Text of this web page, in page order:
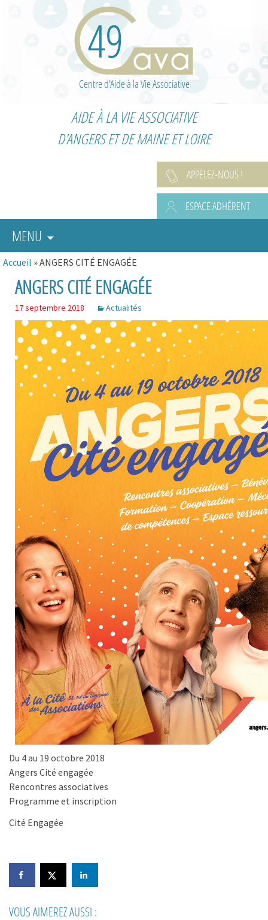
Centre d'Aide à la Vie Associative
AIDE À LA VIE ASSOCIATIVE
D'ANGERS ET DE MAINE ET LOIRE
APPELEZ-NOUS !
ESPACE ADHÉRENT
MENU
Accueil »ANGERS CITÉ ENGAGÉE
ANGERS CITÉ ENGAGÉE
17 septembre 2018 Actualités
Du 4 au 19 octobre 2018
Angers Cité engagée
Rencontres associatives
Programme et inscription
Cité Engagée
VOUS AIMEREZ AUSSI :